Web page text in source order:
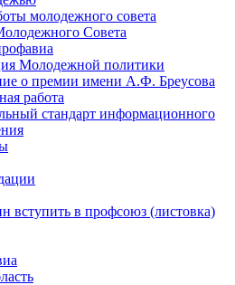
молодежного совета
Совета
Молодежной политики
о премии имени А.Ф. Бреусова
работа
стандарт информационного
вступить в профсоюз (листовка)